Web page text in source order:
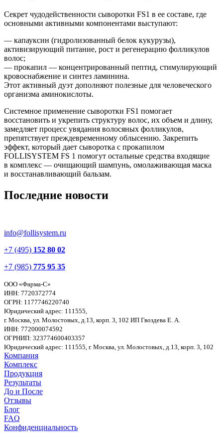
Секрет чудодейственности сыворотки FS1 в ее составе, где
основными активными компонентами выступают:
— капауксин (гидролизованный белок кукурузы),
активизирующий питание, рост и регенерацию фолликулов
волос;
— прокапил — концентрированный пептид, стимулирующий
кровоснабжение и синтез ламинина.
Этот активный дуэт дополняют полезные для человеческого
организма аминокислоты.
Системное применение сыворотки FS1 помогает
восстановить и укрепить структуру волос, их объем и длину,
замедляет процесс увядания волосяных фолликулов,
препятствует преждевременному облысению. Закрепить
эффект, который дает сыворотка с прокапилом
FOLLISYSTEM FS 1 помогут остальные средства входящие
в комплекс — очищающий шампунь, омолаживающая маска
и восстанавливающий бальзам.
Последние новости
info@follisystem.ru
+7 (495) 152 80 02
+7 (985) 775 95 35
ООО «Фарма-С»
ИНН: 7720372774
ОГРН: 1177746220740
Юридический адрес: 111555,
г. Москва, ул. Молостовых, д.13, корп. 3, 102 ИП Гвоздева Е. А.
ИНН: 772000074592
ОГРНИП: 323774600403357
Юридический адрес: 111555, г. Москва, ул. Молостовых, д.13, корп. 3, 102
Компания
Комплекс
Продукция
Результаты
До и После
Отзывы
Блог
FAQ
Конфиденциальность